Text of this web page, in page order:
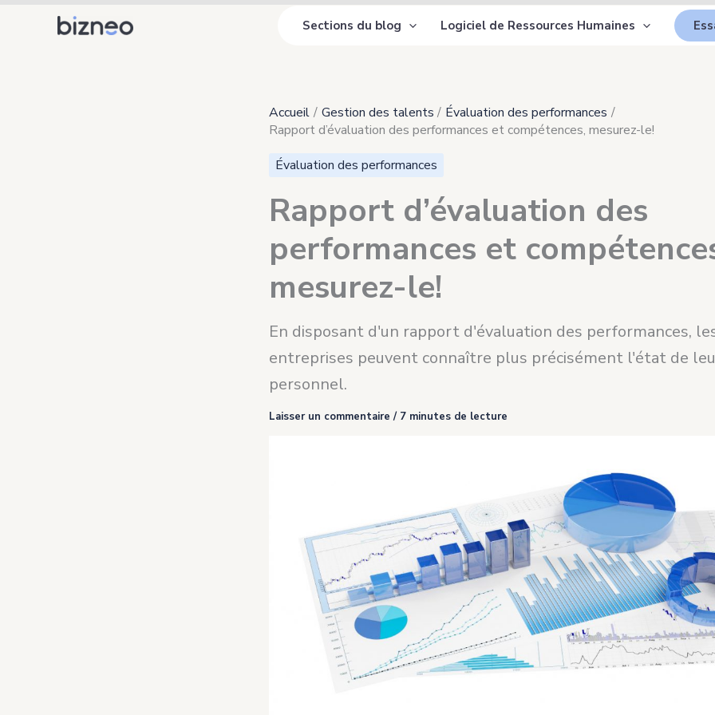
Sections du blog Logiciel de Ressources Humaines
Accueil Gestion des talents
Évaluation des performances
Rapport d’évaluation des performances et compétences, mesurez-le!
Évaluation des performances
Rapport d’évaluation des
performances et
mesurez-le!
En disposant d'un rapport d'évaluation des performances,
entreprises peuvent connaître plus précisément l'état de
personnel.
Laisser un commentaire / 7 minutes de lecture